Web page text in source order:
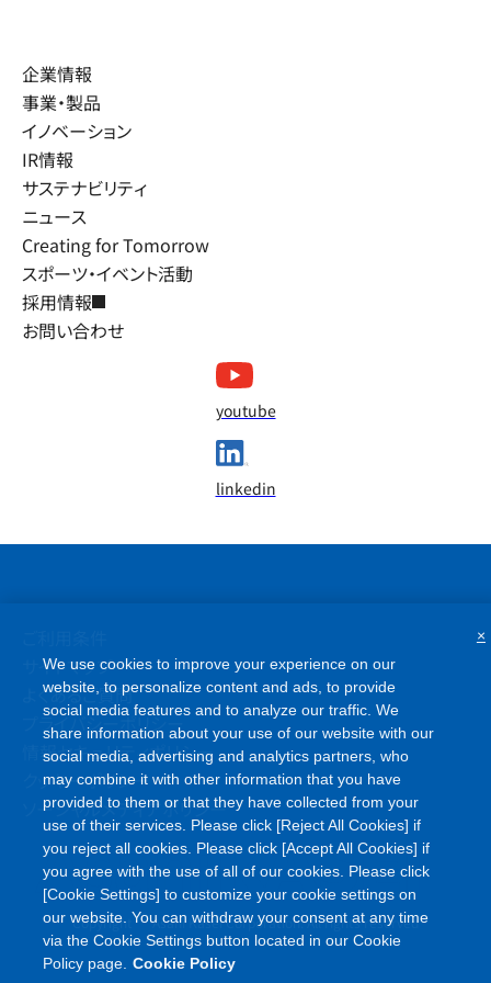
企業情報
事業・製品
イノベーション
IR情報
サステナビリティ
ニュース
Creating for Tomorrow
スポーツ・イベント活動
採用情報
お問い合わせ
youtube
linkedin
サイトマップ
よくあるご質問
プライバシーポリシー
情報セキュリティポリシー
クッキーポリシー
ソーシャルメディアポリシー
Copyright©Asahi Kasei Corporation. All rights reserved
We use cookies to improve your experience on our
website, to personalize content and ads, to provide
social media features and to analyze our traffic. We
share information about your use of our website with our
social media, advertising and analytics partners, who
may combine it with other information that you have
provided to them or that they have collected from your
use of their services. Please click [Reject All Cookies] if
you reject all cookies. Please click [Accept All Cookies] if
you agree with the use of all of our cookies. Please click
[Cookie Settings] to customize your cookie settings on
our website. You can withdraw your consent at any time
via the Cookie Settings button located in our Cookie
Policy page. Cookie Policy
×